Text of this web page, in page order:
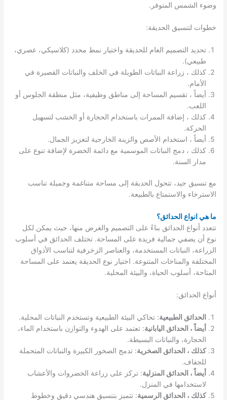
وضوء الشمس المتوفر.
خطوات لتنسيق الحديقة:
تحديد التصميم العام للحديقة واختيار نمط محدد (كلاسيكي، عصري،
طبيعي).
كذلك ، زراعة النباتات الطويلة في الخلف والنباتات القصيرة في
الأمام.
أيضاً ، تقسيم المساحة إلى مناطق وظيفية، مثل منطقة الجلوس أو
اللعب.
كذلك ، إضافة الممرات باستخدام الحجارة أو الخشب لتسهيل
الحركة.
أيضاً ، استخدام الأصص والزينة الخارجية لتعزيز الجمال.
كذلك ، دمج النباتات الموسمية مع دائمة الخضرة لإضافة تنوع على
مدار السنة.
مع تنسيق جيد، تتحول الحديقة إلى مساحة متناغمة وجميلة تناسب
الاسترخاء والاستمتاع بالطبيعة.
ما هي انواع الحدائق؟
تتعدد أنواع الحدائق بناءً على التصميم والغرض منها، حيث يمكن لكل
نوع أن يضفي جمالية فريدة على المساحة. تختلف الحدائق في أسلوب
الزراعة، النباتات المستخدمة، والعناصر الزخرفية لتناسب الأذواق
المختلفة والمناخات المتنوعة. اختيار نوع الحديقة يعتمد على المساحة
المتاحة، أسلوب الحياة، والبيئة المحلية.
أنواع الحدائق:
الحدائق الطبيعية: تحاكي البيئة الطبيعية وتستخدم النباتات المحلية.
أيضاً ، الحدائق اليابانية: تعتمد على الهدوء والتوازن باستخدام الماء،
الحجارة، والنباتات البسيطة.
كذلك ، الحدائق الصخرية: تدمج الصخور الكبيرة والنباتات المتحملة
للجفاف.
أيضاً ، الحدائق المنزلية: تركز على زراعة الخضروات والأعشاب
لاستخدامها في المنزل.
كذلك ، الحدائق الرسمية: تتميز بتنسيق هندسي دقيق وخطوط